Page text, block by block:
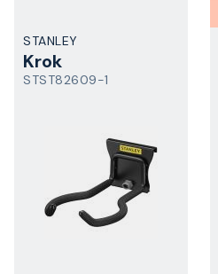
STANLEY
Krok
STST82609-1